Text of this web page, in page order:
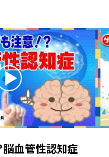
脳血管性認知症